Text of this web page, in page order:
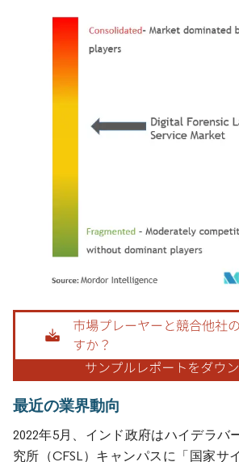
画像 © Mordor Intelligence。再利用にはCC BY 4.0
最近の業界動向
2022年5月、インド政府はハイデラバ
究所（CFSL）キャンパスに「国家サ